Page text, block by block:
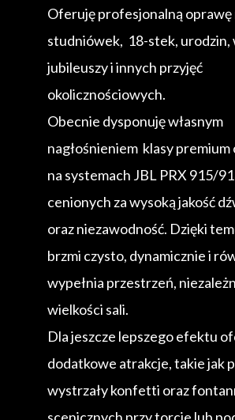
Oferuję profesjonalną oprawę
studniówek, 18-stek, urodzin,
jubileuszy i innych przyjęć
okolicznościowych.
Obecnie dysponuję własnym
nagłośnieniem klasy
na systemach JBL PRX 915/
cenionych za wysoką jakość
oraz niezawodność. Dzięki
brzmi czysto, dynamicznie i
wypełnia przestrzeń,
wielkości sali.
Dla jeszcze lepszego efektu
dodatkowe atrakcje, takie jak
wystrzały konfetti oraz